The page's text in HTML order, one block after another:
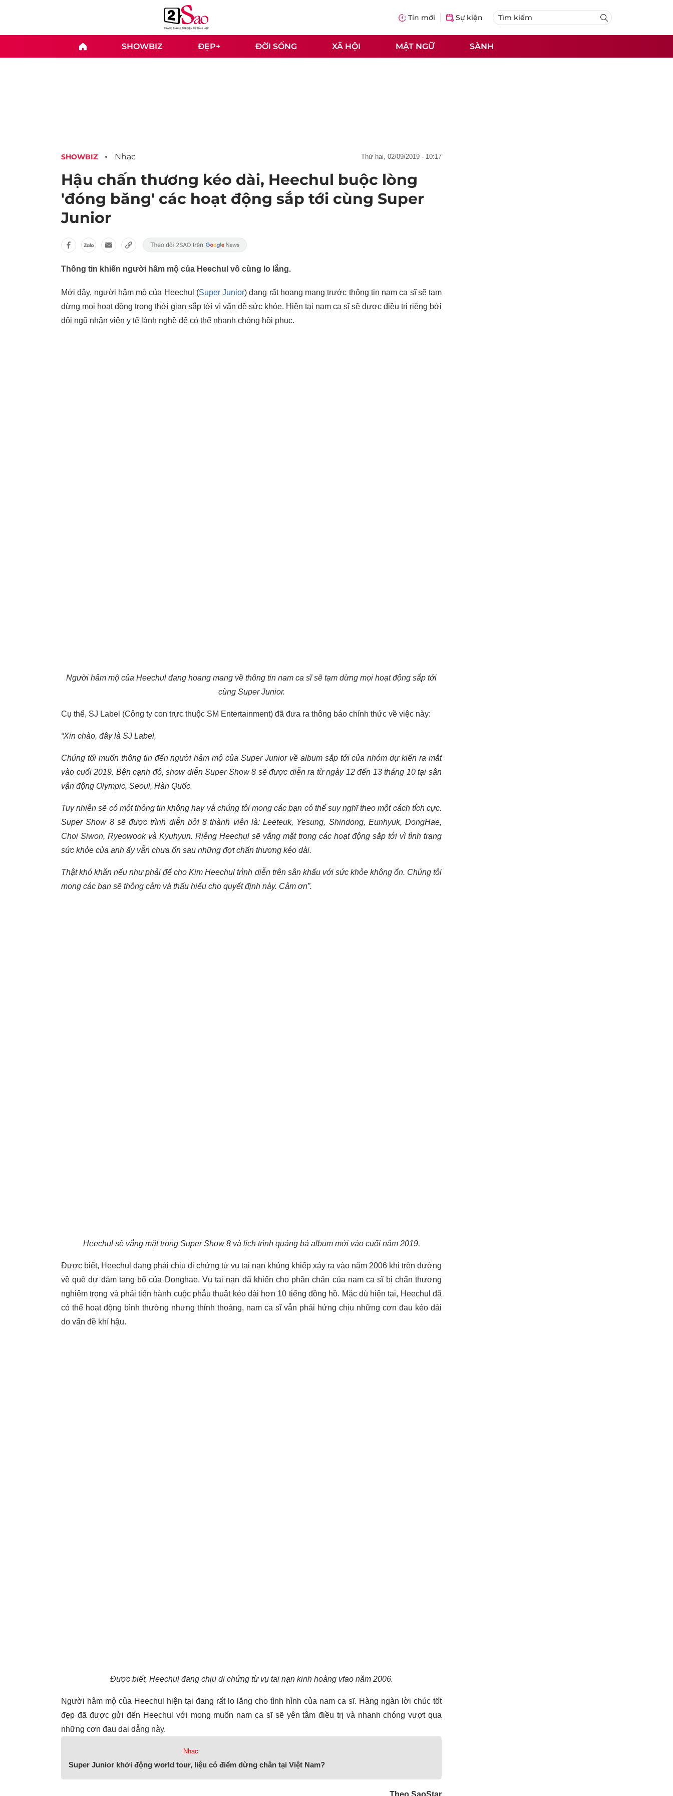
Tin mới Sự kiện
SHOWBIZ ĐẸP+ ĐỜI SỐNG XÃ HỘI MẬT NGỮ SÀNH
SHOWBIZ Nhạc thứ hai, 02/09/2019 - 10:17
Hậu chấn thương kéo dài, Heechul buộc lòng
'đóng băng' các hoạt động sắp tới cùng Super
Junior
Thông tin khiến người hâm mộ của Heechul vô cùng lo lắng.
Mới đây, người hâm mộ của Heechul (Super Junior) đang rất hoang mang trước thông tin nam ca sĩ sẽ tạm
dừng mọi hoạt động trong thời gian sắp tới vì vấn đề sức khỏe. Hiện tại nam ca sĩ sẽ được điều trị riêng bởi
đội ngũ nhân viên y tế lành nghề để có thể nhanh chóng hồi phục.
Người hâm mộ của Heechul đang hoang mang về thông tin nam ca sĩ sẽ tạm dừng mọi hoạt động sắp tới
cùng Super Junior.
Cụ thể, SJ Label (Công ty con trực thuộc SM Entertainment) đã đưa ra thông báo chính thức về việc này:
“Xin chào, đây là SJ Label,
Chúng tối muốn thông tin đến người hâm mộ của Super Junior về album sắp tới của nhóm dự kiến ra mắt
vào cuối 2019. Bên cạnh đó, show diễn Super Show 8 sẽ được diễn ra từ ngày 12 đến 13 tháng 10 tại sân
vận động Olympic, Seoul, Hàn Quốc.
Tuy nhiên sẽ có một thông tin không hay và chúng tôi mong các bạn có thể suy nghĩ theo một cách tích cực.
Super Show 8 sẽ được trình diễn bởi 8 thành viên là: Leeteuk, Yesung, Shindong, Eunhyuk, DongHae,
Choi Siwon, Ryeowook và Kyuhyun. Riêng Heechul sẽ vắng mặt trong các hoạt động sắp tới vì tình trạng
sức khỏe của anh ấy vẫn chưa ổn sau những đợt chấn thương kéo dài.
Thật khó khăn nếu như phải để cho Kim Heechul trình diễn trên sân khấu với sức khỏe không ổn. Chúng tôi
mong các bạn sẽ thông cảm và thấu hiểu cho quyết định này. Cảm ơn”.
Heechul sẽ vắng mặt trong Super Show 8 và lịch trình quảng bá album mới vào cuối năm 2019.
Được biết, Heechul đang phải chịu di chứng từ vụ tai nạn khủng khiếp xảy ra vào năm 2006 khi trên đường
về quê dự đám tang bố của Donghae. Vụ tai nạn đã khiến cho phần chân của nam ca sĩ bị chấn thương
nghiêm trọng và phải tiến hành cuộc phẫu thuật kéo dài hơn 10 tiếng đồng hồ. Mặc dù hiện tại, Heechul đã
có thể hoạt động bình thường nhưng thỉnh thoảng, nam ca sĩ vẫn phải hứng chịu những cơn đau kéo dài
do vấn đề khí hậu.
Được biết, Heechul đang chịu di chứng từ vụ tai nạn kinh hoàng vfao năm 2006.
Người hâm mộ của Heechul hiện tại đang rất lo lắng cho tình hình của nam ca sĩ. Hàng ngàn lời chúc tốt
đẹp đã được gửi đến Heechul với mong muốn nam ca sĩ sẽ yên tâm điều trị và nhanh chóng vượt qua
những cơn đau dai dẳng này.
Nhạc
Super Junior khởi động world tour, liệu có điểm dừng chân tại Việt Nam?
Theo SaoStar